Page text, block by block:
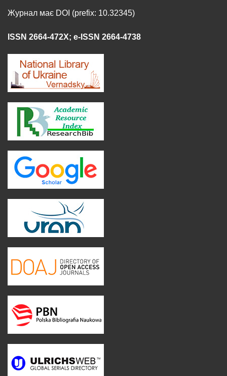
Журнал має DOI (prefix: 10.32345)
ISSN 2664-472X; e-ISSN 2664-4738